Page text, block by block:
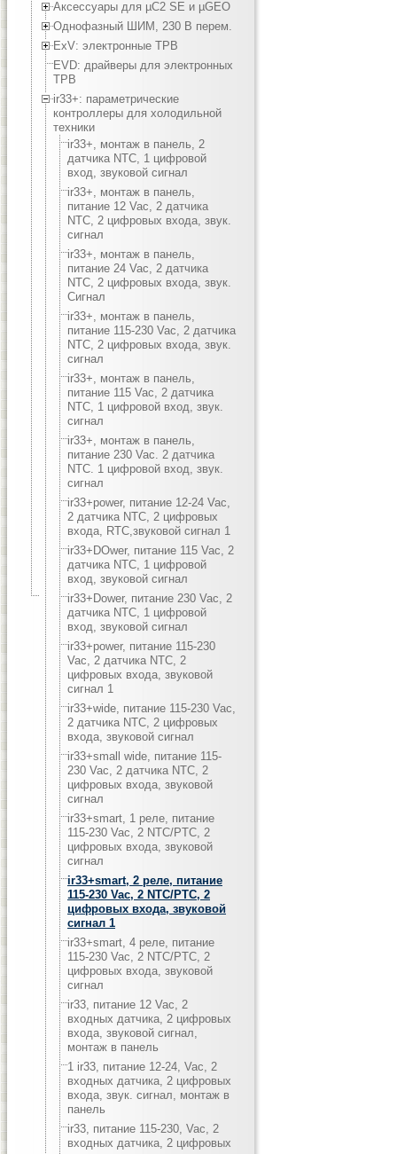
Аксессуары для µC2 SE и µGEO
Однофазный ШИМ, 230 В перем.
ExV: электронные ТРВ
EVD: драйверы для электронных
ТРВ
ir33+: параметрические
контроллеры для холодильной
техники
ir33+, монтаж в панель, 2
датчика NTC, 1 цифровой
вход, звуковой сигнал
ir33+, монтаж в панель,
питание 12 Vac, 2 датчика
NTC, 2 цифровых входа, звук.
сигнал
ir33+, монтаж в панель,
питание 24 Vac, 2 датчика
NTC, 2 цифровых входа, звук.
Сигнал
ir33+, монтаж в панель,
питание 115-230 Vac, 2 датчика
NTC, 2 цифровых входа, звук.
сигнал
ir33+, монтаж в панель,
питание 115 Vac, 2 датчика
NTC, 1 цифровой вход, звук.
сигнал
ir33+, монтаж в панель,
питание 230 Vac. 2 датчика
NTC. 1 цифровой вход, звук.
сигнал
ir33+power, питание 12-24 Vac,
2 датчика NTC, 2 цифровых
входа, RTC,звуковой сигнал 1
ir33+DOwer, питание 115 Vac, 2
датчика NTC, 1 цифровой
вход, звуковой сигнал
ir33+Dower, питание 230 Vac, 2
датчика NTC, 1 цифровой
вход, звуковой сигнал
ir33+power, питание 115-230
Vac, 2 датчика NTC, 2
цифровых входа, звуковой
сигнал 1
ir33+wide, питание 115-230 Vac,
2 датчика NTC, 2 цифровых
входа, звуковой сигнал
ir33+small wide, питание 115-
230 Vac, 2 датчика NTC, 2
цифровых входа, звуковой
сигнал
ir33+smart, 1 реле, питание
115-230 Vac, 2 NTC/PTC, 2
цифровых входа, звуковой
сигнал
ir33+smart, 2 реле, питание
115-230 Vac, 2 NTC/PTC, 2
цифровых входа, звуковой
сигнал 1
ir33+smart, 4 реле, питание
115-230 Vac, 2 NTC/PTC, 2
цифровых входа, звуковой
сигнал
ir33, питание 12 Vac, 2
входных датчика, 2 цифровых
входа, звуковой сигнал,
монтаж в панель
1 ir33, питание 12-24, Vac, 2
входных датчика, 2 цифровых
входа, звук. сигнал, монтаж в
панель
ir33, питание 115-230, Vac, 2
входных датчика, 2 цифровых